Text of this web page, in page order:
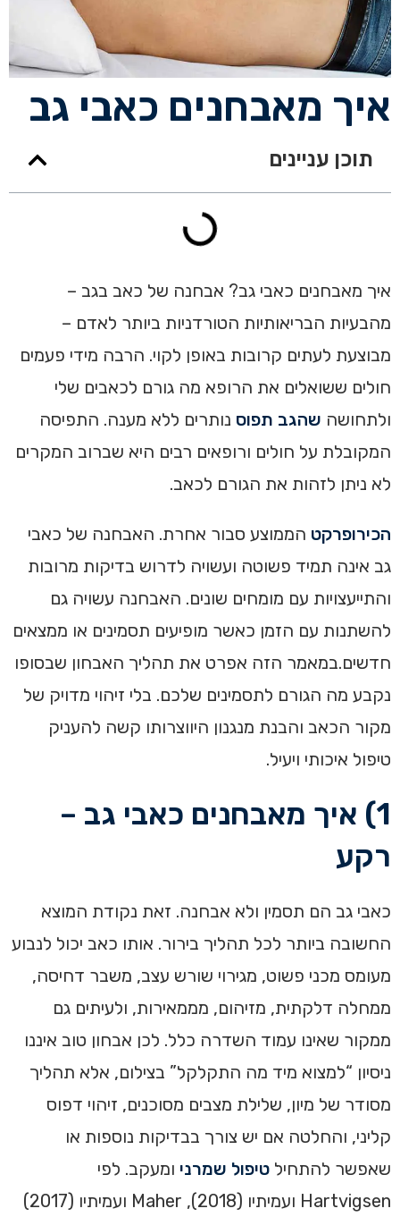
איך מאבחנים כאבי גב
תוכן עניינים
איך מאבחנים כאבי גב? אבחנה של כאב בגב –
מהבעיות הבריאותיות הטורדניות ביותר לאדם –
מבוצעת לעתים קרובות באופן לקוי. הרבה מידי פעמים
חולים ששואלים את הרופא מה גורם לכאבים שלי
ולתחושה שהגב תפוס נותרים ללא מענה. התפיסה
המקובלת על חולים ורופאים רבים היא שברוב המקרים
לא ניתן לזהות את הגורם לכאב.
הכירופרקט הממוצע סבור אחרת. האבחנה של כאבי
גב אינה תמיד פשוטה ועשויה לדרוש בדיקות מרובות
והתייעצויות עם מומחים שונים. האבחנה עשויה גם
להשתנות עם הזמן כאשר מופיעים תסמינים או ממצאים
חדשים.במאמר הזה אפרט את תהליך האבחון שבסופו
נקבע מה הגורם לתסמינים שלכם. בלי זיהוי מדויק של
מקור הכאב והבנת מנגנון היווצרותו קשה להעניק
טיפול איכותי ויעיל.
1) איך מאבחנים כאבי גב –
רקע
כאבי גב הם תסמין ולא אבחנה. זאת נקודת המוצא
החשובה ביותר לכל תהליך בירור. אותו כאב יכול לנבוע
מעומס מכני פשוט, מגירוי שורש עצב, משבר דחיסה,
ממחלה דלקתית, מזיהום, מממאירות, ולעיתים גם
ממקור שאינו עמוד השדרה כלל. לכן אבחון טוב איננו
ניסיון “למצוא מיד מה התקלקל” בצילום, אלא תהליך
מסודר של מיון, שלילת מצבים מסוכנים, זיהוי דפוס
קליני, והחלטה אם יש צורך בבדיקות נוספות או
שאפשר להתחיל טיפול שמרני ומעקב. לפי
Hartvigsen ועמיתיו (2018), Maher ועמיתיו (2017)